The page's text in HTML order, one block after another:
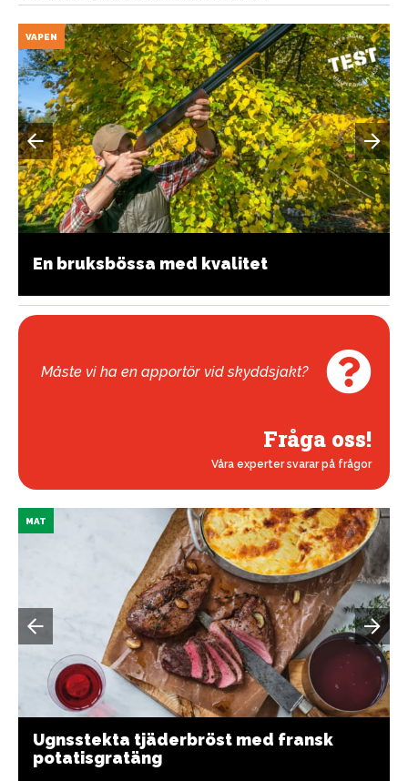
VAPEN
En bruksbössa med kvalitet
Måste vi ha en apportör vid skyddsjakt?
Fråga oss!
Våra experter svarar på frågor
MAT
Ugnsstekta tjäderbröst med fransk
potatisgratäng